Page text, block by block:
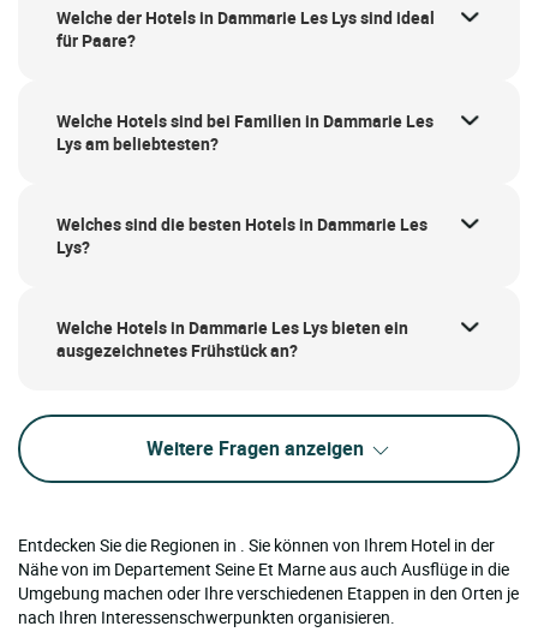
Welche der Hotels in Dammarie Les Lys sind ideal
für Paare?
Welche Hotels sind bei Familien in Dammarie Les
Lys am beliebtesten?
Welches sind die besten Hotels in Dammarie Les
Lys?
Welche Hotels in Dammarie Les Lys bieten ein
ausgezeichnetes Frühstück an?
Weitere Fragen anzeigen
Entdecken Sie die Regionen in . Sie können von Ihrem Hotel in der
Nähe von im Departement Seine Et Marne aus auch Ausflüge in die
Umgebung machen oder Ihre verschiedenen Etappen in den Orten je
nach Ihren Interessenschwerpunkten organisieren.